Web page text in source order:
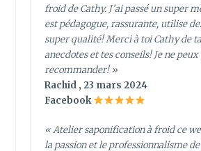
froid de Cathy. J’ai passé un super
est pédagogue, rassurante, utilise
super qualité! Merci à toi Cathy de
anecdotes et tes conseils! Je ne peux
recommander! »
Rachid , 23 mars 2024
Facebook
« Atelier saponification à froid ce
la passion et le professionnalisme